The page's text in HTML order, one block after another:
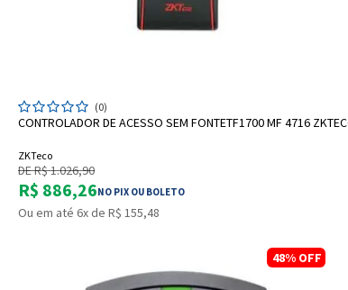
(0)
CONTROLADOR DE ACESSO SEM FONTETF1700 MF 4716
ZKTeco
DE R$ 1.026,90
R$ 886,26NO PIX OU BOLETO
Ou em até 6x de R$ 155,48
48% OFF